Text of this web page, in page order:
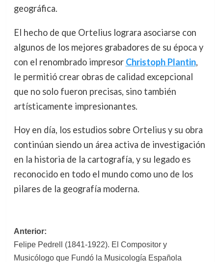
geográfica.
El hecho de que Ortelius lograra asociarse con
algunos de los mejores grabadores de su época y
con el renombrado impresor Christoph Plantin,
le permitió crear obras de calidad excepcional
que no solo fueron precisas, sino también
artísticamente impresionantes.
Hoy en día, los estudios sobre Ortelius y su obra
continúan siendo un área activa de investigación
en la historia de la cartografía, y su legado es
reconocido en todo el mundo como uno de los
pilares de la geografía moderna.
Navegación
de
Anterior:
Felipe Pedrell (1841-1922). El Compositor y
Musicólogo que Fundó la Musicología Española